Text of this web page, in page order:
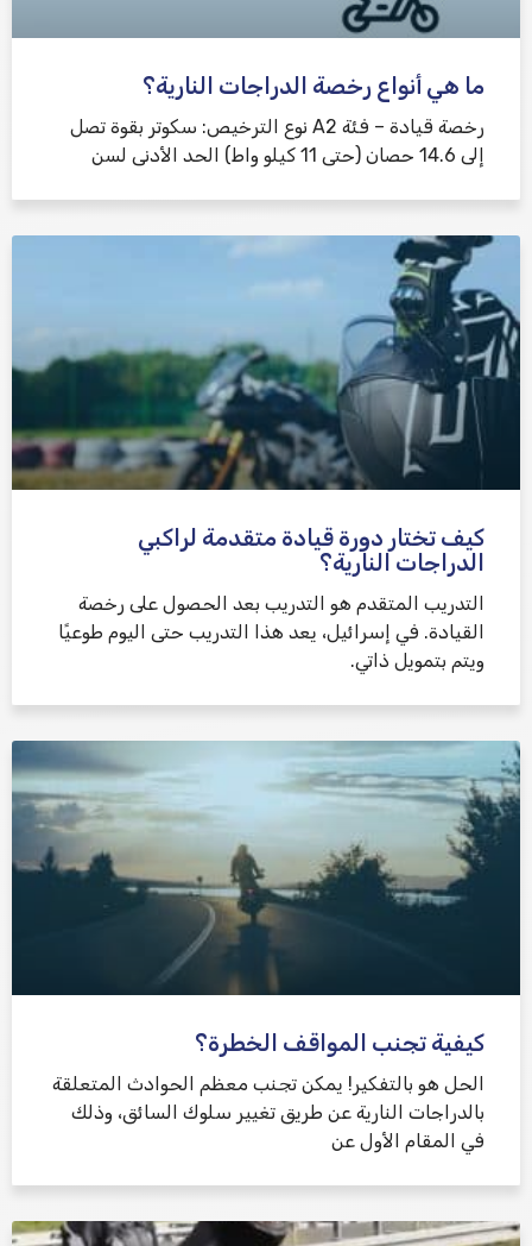
ما هي أنواع رخصة الدراجات النارية؟
رخصة قيادة – فئة A2 نوع الترخيص: سكوتر بقوة تصل
إلى 14.6 حصان (حتى 11 كيلو واط) الحد الأدنى لسن
كيف تختار دورة قيادة متقدمة لراكبي
الدراجات النارية؟
التدريب المتقدم هو التدريب بعد الحصول على رخصة
القيادة. في إسرائيل، يعد هذا التدريب حتى اليوم طوعيًا
ويتم بتمويل ذاتي.
كيفية تجنب المواقف الخطرة؟
الحل هو بالتفكير! يمكن تجنب معظم الحوادث المتعلقة
بالدراجات النارية عن طريق تغيير سلوك السائق، وذلك
في المقام الأول عن